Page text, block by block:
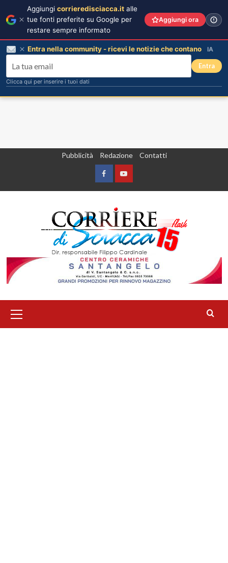
Pubblicità Redazione Contatti
FacebookYountube
principale
Aggiungi corrieredisciacca.it alle
tue fonti preferite su Google per
restare sempre informato
Aggiungi ora
Entra nella community - ricevi le notizie che contano IA
Entra
Clicca qui per inserire i tuoi dati